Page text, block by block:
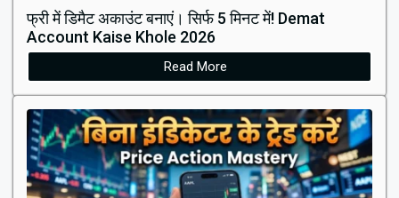
फ्री में डिमैट अकाउंट बनाएं। सिर्फ 5 मिनट में! Demat
Account Kaise Khole 2026
Read More